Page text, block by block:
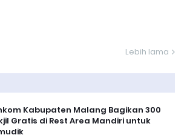
Lebih lama
Kabupaten Malang Bagikan 300
Gratis di Rest Area Mandiri untuk